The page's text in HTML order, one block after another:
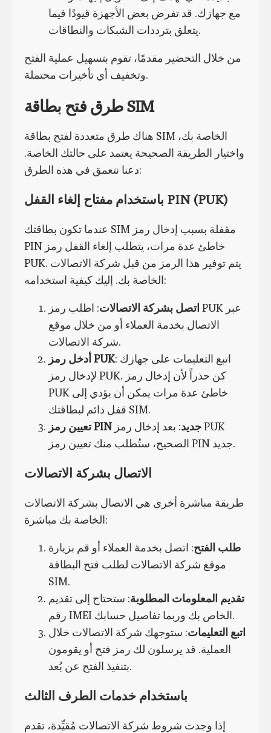
مع جهازك. قد تفرض بعض الأجهزة قيودًا فيما
يتعلق بترددات الشبكات والنطاقات.
من خلال التحضير مقدمًا، تقوم بتسهيل عملية الفتح
وتخفيف أي تأخيرات محتملة.
طرق فتح بطاقة SIM
هناك طرق متعددة لفتح بطاقة SIM الخاصة بك،
واختيار الطريقة الصحيحة يعتمد على حالتك الخاصة.
دعنا نتعمق في هذه الطرق:
باستخدام مفتاح إلغاء القفل PIN (PUK)
عندما تكون بطاقتك SIM مقفلة بسبب إدخال رمز
PIN خاطئ عدة مرات، يتطلب إلغاء القفل رمز
PUK. يتم توفير هذا الرمز من قبل شركة الاتصالات
الخاصة بك. إليك كيفية استخدامه:
اتصل بشركة الاتصالات: اطلب رمز PUK عبر
الاتصال بخدمة العملاء أو من خلال موقع
شركة الاتصالات.
أدخل رمز PUK: اتبع التعليمات على جهازك
لإدخال رمز PUK. كن حذراً لأن إدخال رمز
PUK خاطئ عدة مرات يمكن أن يؤدي إلى
قفل دائم لبطاقتك SIM.
تعيين رمز PIN جديد: بعد إدخال رمز PUK
الصحيح، ستُطلب منك تعيين رمز PIN جديد.
الاتصال بشركة الاتصالات
طريقة مباشرة أخرى هي الاتصال بشركة الاتصالات
الخاصة بك مباشرة:
طلب الفتح: اتصل بخدمة العملاء أو قم بزيارة
موقع شركة الاتصالات لطلب فتح البطاقة
SIM.
تقديم المعلومات المطلوبة: ستحتاج إلى تقديم
رقم IMEI الخاص بك وربما تفاصيل حسابك.
اتبع التعليمات: ستوجهك شركة الاتصالات خلال
العملية. قد يرسلون لك رمز فتح أو يقومون
بتنفيذ الفتح عن بُعد.
باستخدام خدمات الطرف الثالث
إذا وجدت شروط شركة الاتصالات مُقيِّدة، تقدم